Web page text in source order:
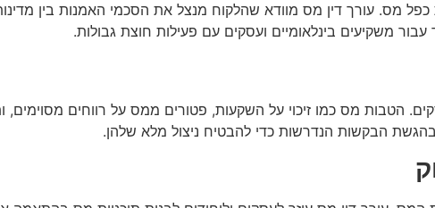
כפל מס. עורך דין מס מוודא שהלקוח מנצל את הסכמי האמנות בין
משקיעים בינלאומיים ועסקים עם פעילות חוצת גבולות.
הטבות מס כמו זיכוי על השקעות, פטורים ממס על רווחים מסוימים,
בהגשת הבקשות הנדרשות כדי להבטיח ניצול מלא שלהן.